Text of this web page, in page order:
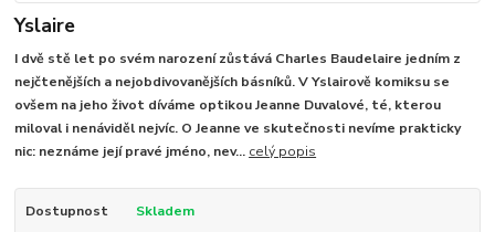
Yslaire
I dvě stě let po svém narození zůstává Charles Baudelaire jedním z
nejčtenějších a nejobdivovanějších básníků. V Yslairově komiksu se
ovšem na jeho život díváme optikou Jeanne Duvalové, té, kterou
miloval i nenáviděl nejvíc. O Jeanne ve skutečnosti nevíme prakticky
nic: neznáme její pravé jméno, nev... celý popis
Dostupnost Skladem